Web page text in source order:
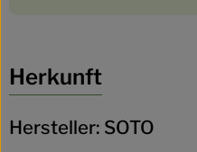
Herkunft
Hersteller: SOTO